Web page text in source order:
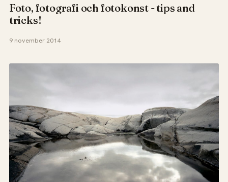
Foto, fotografi och fotokonst - tips and
tricks!
9 november 2014